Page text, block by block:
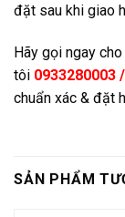
đặt sau khi giao
Hãy gọi ngay
tôi 0933280003
chuẩn xác & đặt
SẢN PHẨM